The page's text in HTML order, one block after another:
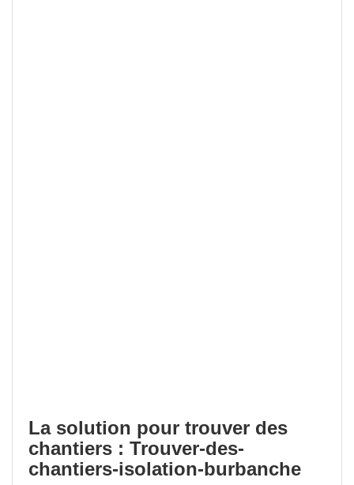
La solution pour trouver des
chantiers : Trouver-des-
chantiers-isolation-burbanche